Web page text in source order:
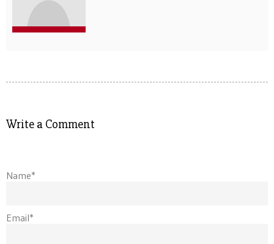
Write a Comment
Name*
Email*